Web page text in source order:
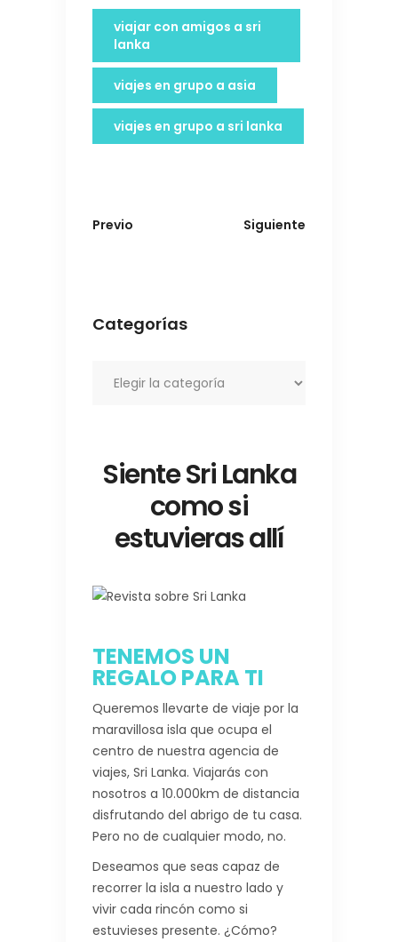
viajar con amigos a sri
lanka
viajes en grupo a asia
viajes en grupo a sri lanka
Previo Siguiente
Categorías
Siente Sri Lanka
como si
estuvieras allí
TENEMOS UN
REGALO PARA TI
Queremos llevarte de viaje por la
maravillosa isla que ocupa el
centro de nuestra agencia de
viajes, Sri Lanka. Viajarás con
nosotros a 10.000km de distancia
disfrutando del abrigo de tu casa.
Pero no de cualquier modo, no.
Deseamos que seas capaz de
recorrer la isla a nuestro lado y
vivir cada rincón como si
estuvieses presente. ¿Cómo?